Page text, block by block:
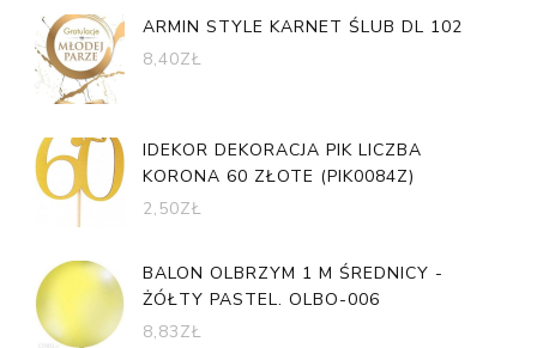
ARMIN STYLE KARNET ŚLUB DL 102
8,40ZŁ
IDEKOR DEKORACJA PIK LICZBA
KORONA 60 ZŁOTE (PIK0084Z)
2,50ZŁ
BALON OLBRZYM 1 M ŚREDNICY -
ŻÓŁTY PASTEL. OLBO-006
8,83ZŁ